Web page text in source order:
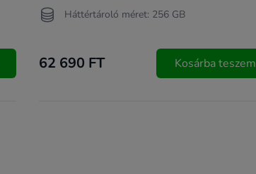
Háttértároló méret: 256 GB
62 690 FT Kosárba teszem